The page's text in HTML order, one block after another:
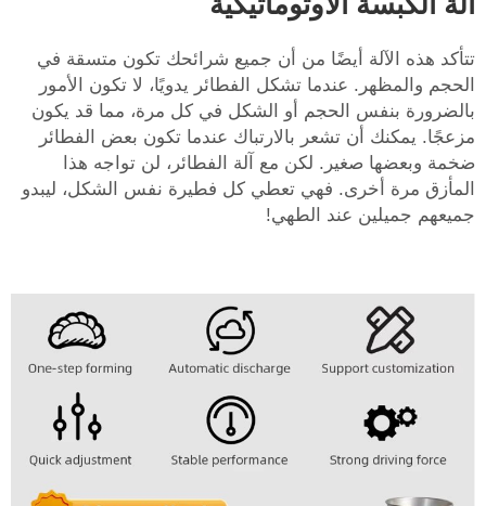
تتأكد هذه الآلة أيضًا من أن جميع شرائحك تكون متسقة في
الحجم والمظهر. عندما تشكل الفطائر يدويًا، لا تكون الأمور
بالضرورة بنفس الحجم أو الشكل في كل مرة، مما قد يكون
مزعجًا. يمكنك أن تشعر بالارتباك عندما تكون بعض الفطائر
ضخمة وبعضها صغير. لكن مع آلة الفطائر، لن تواجه هذا
المأزق مرة أخرى. فهي تعطي كل فطيرة نفس الشكل، ليبدو
جميعهم جميلين عند الطهي!